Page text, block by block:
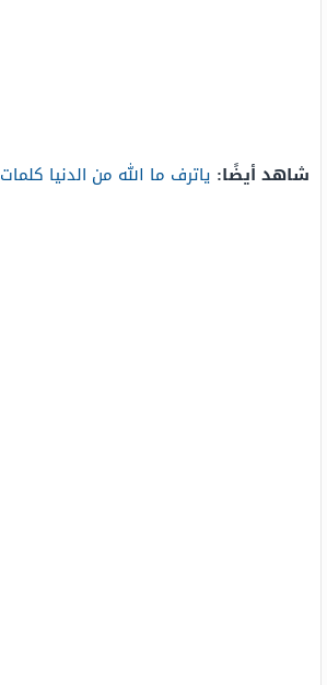
شاهد أيضًا: ياترف ما الله من الدنيا كلمات